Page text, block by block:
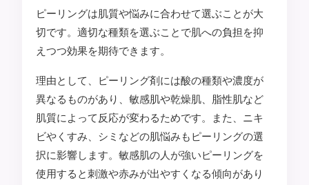
ピーリングは肌質や悩みに合わせて選ぶことが大
切です。適切な種類を選ぶことで肌への負担を抑
えつつ効果を期待できます。
理由として、ピーリング剤には酸の種類や濃度が
異なるものがあり、敏感肌や乾燥肌、脂性肌など
肌質によって反応が変わるためです。また、ニキ
ビやくすみ、シミなどの肌悩みもピーリングの選
択に影響します。敏感肌の人が強いピーリングを
使用すると刺激や赤みが出やすくなる傾向があり